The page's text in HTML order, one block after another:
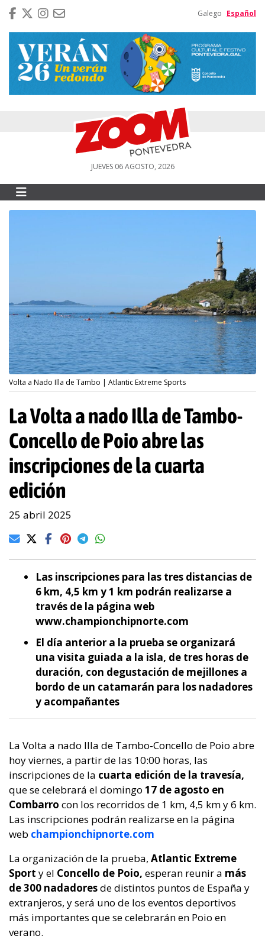
Galego Español
JUEVES 06 AGOSTO, 2026
Volta a Nado Illa de Tambo | Atlantic Extreme Sports
La Volta a nado Illa de Tambo-
Concello de Poio abre las
inscripciones de la cuarta
edición
25 abril 2025
Las inscripciones para las tres distancias de
6 km, 4,5 km y 1 km podrán realizarse a
través de la página web
www.championchipnorte.com
El día anterior a la prueba se organizará
una visita guiada a la isla, de tres horas de
duración, con degustación de mejillones a
bordo de un catamarán para los nadadores
y acompañantes
La Volta a nado Illa de Tambo-Concello de Poio abre
hoy viernes, a partir de las 10:00 horas, las
inscripciones de la cuarta edición de la travesía,
que se celebrará el domingo 17 de agosto en
Combarro con los recorridos de 1 km, 4,5 km y 6 km.
Las inscripciones podrán realizarse en la página
web championchipnorte.com
La organización de la prueba, Atlantic Extreme
Sport y el Concello de Poio, esperan reunir a más
de 300 nadadoresde distintos puntos de España y
extranjeros, y será uno de los eventos deportivos
más importantes que se celebrarán en Poio en
verano.